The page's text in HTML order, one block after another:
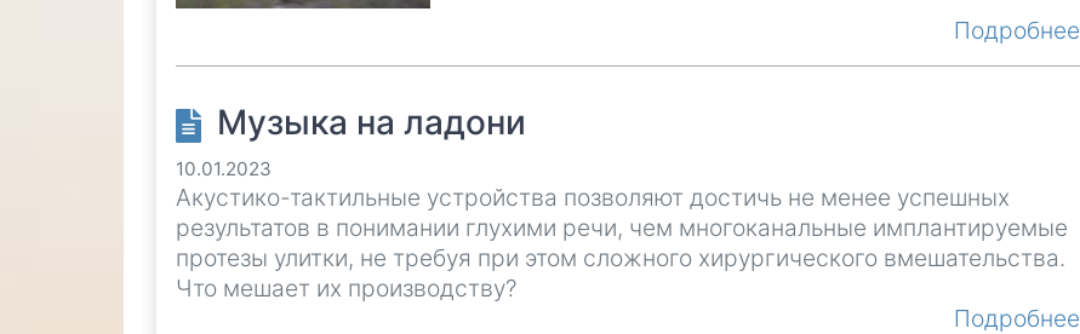
Подробнее
Музыка на ладони
10.01.2023
Акустико-тактильные устройства позволяют достичь не менее успешных
результатов в понимании глухими речи, чем многоканальные имплантируемые
протезы улитки, не требуя при этом сложного хирургического вмешательства.
Что мешает их производству?
Подробнее